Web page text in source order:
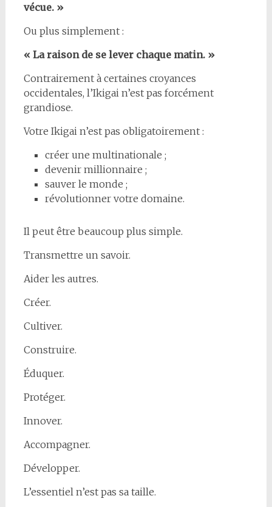
vécue. »
Ou plus simplement :
« La raison de se lever chaque matin. »
Contrairement à certaines croyances
occidentales, l’Ikigai n’est pas forcément
grandiose.
Votre Ikigai n’est pas obligatoirement :
créer une multinationale ;
devenir millionnaire ;
sauver le monde ;
révolutionner votre domaine.
Il peut être beaucoup plus simple.
Transmettre un savoir.
Aider les autres.
Créer.
Cultiver.
Construire.
Éduquer.
Protéger.
Innover.
Accompagner.
Développer.
L’essentiel n’est pas sa taille.